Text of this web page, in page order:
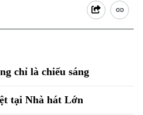
chỉ là chiếu sáng
tại Nhà hát Lớn